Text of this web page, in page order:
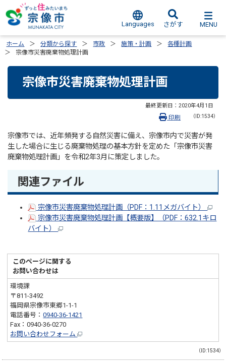
Languages さがす MENU
ホーム 分類から探す 市政 施策・計画
各種計画
宗像市災害廃棄物処理計画
宗像市災害廃棄物処理計画
最終更新日： 2020年4月1日
（ID:1534）
印刷
宗像市では、近年頻発する自然災害に備え、宗像市内で災害が発
生した場合に生じる廃棄物処理の基本方針を定めた「宗像市災害
廃棄物処理計画」を令和2年3月に策定しました。
関連ファイル
宗像市災害廃棄物処理計画（PDF：1.11メガバイト）
宗像市災害廃棄物処理計画【概要版】（PDF：632.1キロ
バイト）
このページに関する
お問い合わせは
環境課
〒811-3492
福岡県宗像市東郷1-1-1
電話番号：0940-36-1421
Fax：0940-36-0270
お問い合わせフォーム
（ID:1534）